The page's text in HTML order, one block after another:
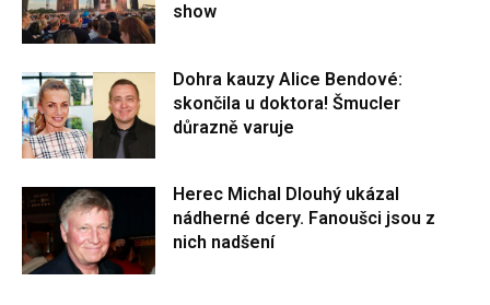
show
Dohra kauzy Alice Bendové:
skončila u doktora! Šmucler
důrazně varuje
Herec Michal Dlouhý ukázal
nádherné dcery. Fanoušci jsou z
nich nadšení